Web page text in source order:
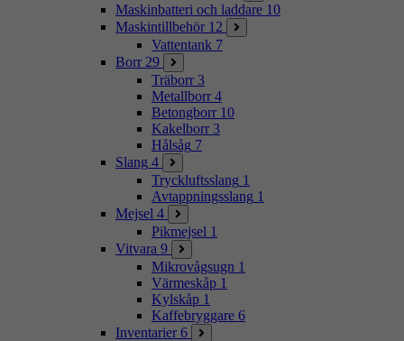
Maskinbatteri och laddare 10
Maskintillbehör 12
Vattentank 7
Borr 29
Träborr 3
Metallborr 4
Betongborr 10
Kakelborr 3
Hålsåg 7
Slang 4
Tryckluftsslang 1
Avtappningsslang 1
Mejsel 4
Pikmejsel 1
Vitvara 9
Mikrovågsugn 1
Värmeskåp 1
Kylskåp 1
Kaffebryggare 6
Inventarier 6